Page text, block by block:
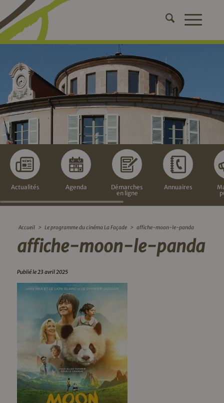
Actualités Agenda
Démarches
en ligne
Annuaires
Accueil > Le programme du cinéma La Façade > affiche-moon-le-panda
affiche-moon-le-panda
Publié le 23 avril 2025